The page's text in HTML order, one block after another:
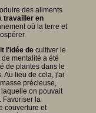
des aliments
travailler en
où la terre et
l'idée de cultiver le
mentalité a été
de plantes dans le
Au lieu de cela, j'ai
précieuse,
on pouvait
Favoriser la
couverture et